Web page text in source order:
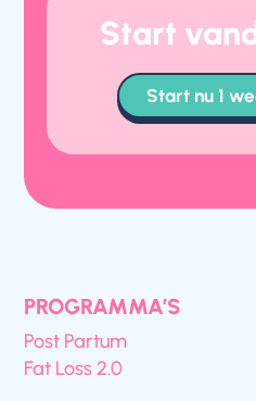
Start
Start nu 1
PROGRAMMA’S
Post Partum
Fat Loss 2.0